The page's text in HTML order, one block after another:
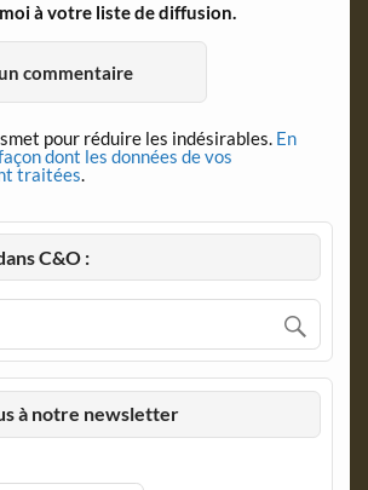
à votre liste de diffusion.
pour réduire les indésirables. En
dont les données de vos
traitées.
C&O :
à notre newsletter